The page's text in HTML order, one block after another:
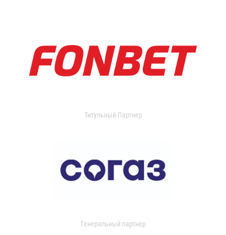
Титульный Партнер
Генеральный партнер